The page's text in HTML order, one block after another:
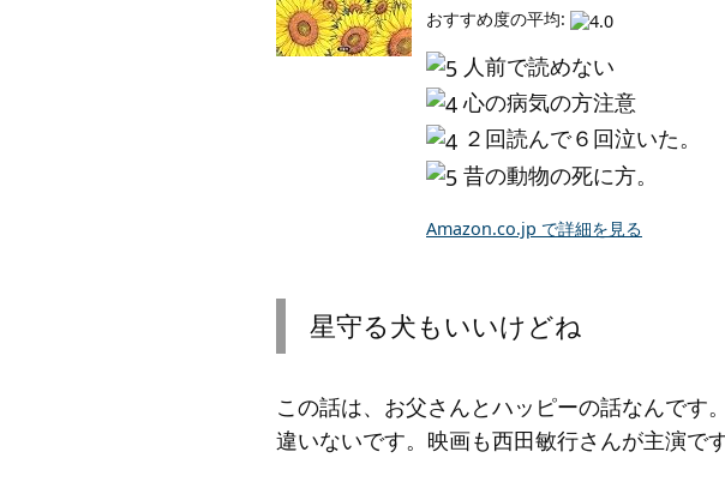
おすすめ度の平均:
人前で読めない
心の病気の方注意
２回読んで６回泣いた。
昔の動物の死に方。
Amazon.co.jp で詳細を見る
星守る犬もいいけどね
この話は、お父さんとハッピーの話なんです
違いないです。映画も西田敏行さんが主演で